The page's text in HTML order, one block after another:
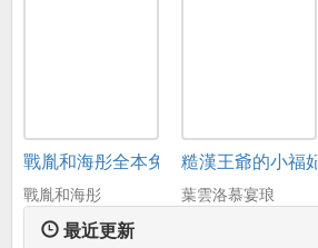
戰胤和海彤全本免費閱讀
戰胤和海彤
糙漢王爺的小福妃
葉雲洛慕宴琅
最近更新